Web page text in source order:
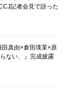
記者会見で語った
田真由×倉田瑛茉×原
ない、』完成披露